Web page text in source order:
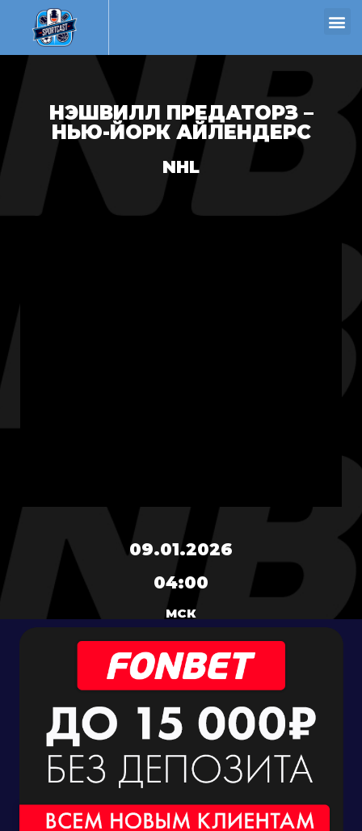
НЭШВИЛЛ ПРЕДАТОРЗ –
НЬЮ-ЙОРК АЙЛЕНДЕРС
NHL
09.01.2026
04:00
МСК